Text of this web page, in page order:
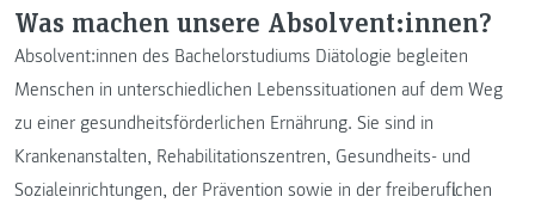
Was machen unsere Absolvent:innen?
Absolvent:innen des Bachelorstudiums Diätologie begleiten
Menschen in unterschiedlichen Lebenssituationen auf dem Weg
zu einer gesundheitsförderlichen Ernährung. Sie sind in
Krankenanstalten, Rehabilitationszentren, Gesundheits- und
Sozialeinrichtungen, der Prävention sowie in der freiberuflichen